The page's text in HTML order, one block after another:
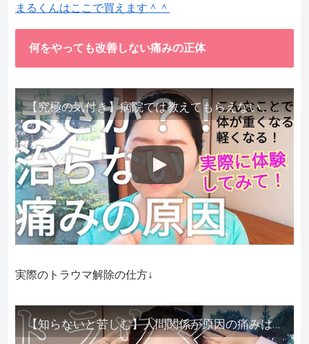
まるくんはここで買えます＾＾
何をやっても改善しない痛みの正体
【究極の気付き】病院では教えてもらえない、その長年悩んできた痛み、症状、どうして治らないのか？痛みの正体、実際に今すぐ試して知ってほしい。
実際のトラウマ解除の仕方↓
【知らないと苦しむ】人間関係が原因の痛みはトラウマ解除が必須。病院に行っても原因不明で治らない不調はこれをしてからケアしてみてください。